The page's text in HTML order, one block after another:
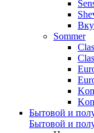
Sommer
Бытовой и
Бытовой и